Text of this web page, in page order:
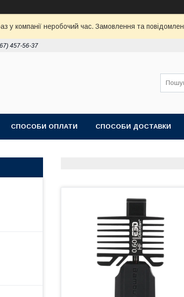
у компанії неробочий час. Замовлення та
457-56-37
СПОСОБИ ОПЛАТИ СПОСОБИ ДОСТАВКИ